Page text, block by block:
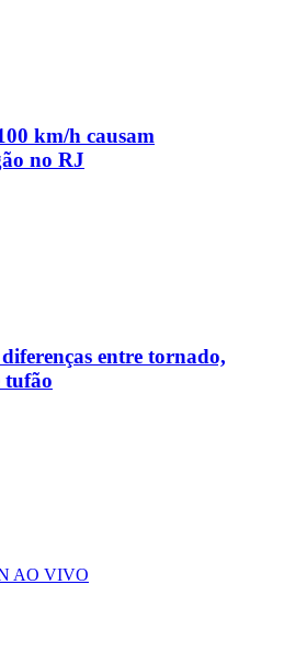
km/h causam
no RJ
entre tornado,
tufão
AO VIVO